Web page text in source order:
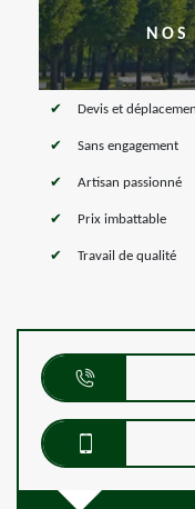
NOS
Devis et
Sans engagement
Artisan passionné
Prix imbattable
Travail de qualité